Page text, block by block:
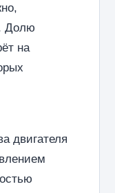
Долю
на
двигателя